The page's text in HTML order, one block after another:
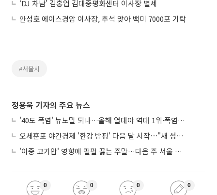
‘DJ 차남’ 김홍업 김대중평화센터 이사장 별세
안성호 에이스경암 이사장, 추석 맞아 백미 7000포 기탁
#서울시
정용욱 기자의 주요 뉴스
'40도 폭염' 뉴노멀 되나…올해 열대야 역대 1위·폭염일수 평년 3배 넘어
오세훈표 야간경제 '한강 밤핑' 다음 달 시작⋯"새 성장동력 만들 것"
'이중 고기압' 영향에 펄펄 끓는 주말…다음 주 서울 포함 서쪽이 더 덥다
0 0 0 0